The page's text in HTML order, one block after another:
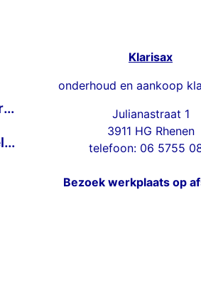
Algemene Voorwaarden
Betalingsmogelijkheden
Klarisax
onderhoud en aankoop
Julianastraat 1
3911 HG Rhenen
telefoon: 06 5755
Bezoek werkplaats op